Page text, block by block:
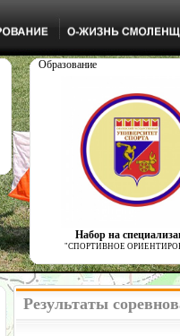
Образование
Набор на
"СПОРТИВНОЕ
Результаты